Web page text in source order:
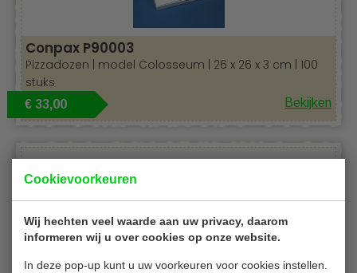
Cookievoorkeuren
Wij hechten veel waarde aan uw privacy, daarom
informeren wij u over cookies op onze website.
In deze pop-up kunt u uw voorkeuren voor cookies instellen.
Conpax P90003
Pizzadozen | model Colosseum | 26 x 26 x 3 cm | 100
stuks
€ 33,00 Bekijken
Conpax P15193